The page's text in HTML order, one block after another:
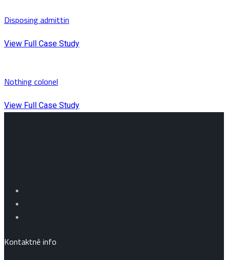
Disposing admittin
View Full Case Study
Nothing colonel
View Full Case Study
Kontaktné info